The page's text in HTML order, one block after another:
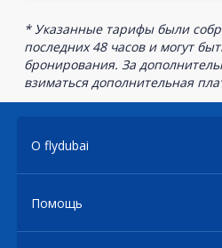
* Указанные тарифы были
последних 48 часов и могут
бронирования. За
взиматься дополнительная
О flydubai
Помощь